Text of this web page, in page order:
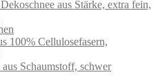
aus Stärke, extra fein,
100% Cellulosefasern,
aus Schaumstoff, schwer